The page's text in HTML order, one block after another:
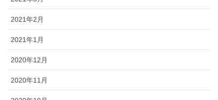
2021年2月
2021年1月
2020年12月
2020年11月